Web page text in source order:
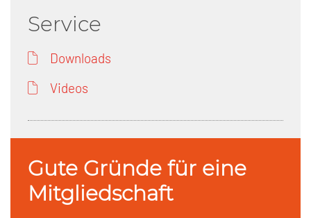
Service
Downloads
Videos
Gute Gründe für eine
Mitgliedschaft